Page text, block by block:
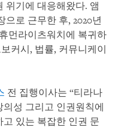
위기에 대응해왔다. 앰
로 근무한 후, 2020년
먼라이츠워치에 복귀하
커시, 법률, 커뮤니케이
전 집행이사는 “티라나
성 그리고 인권원칙에
있는 복잡한 인권 문